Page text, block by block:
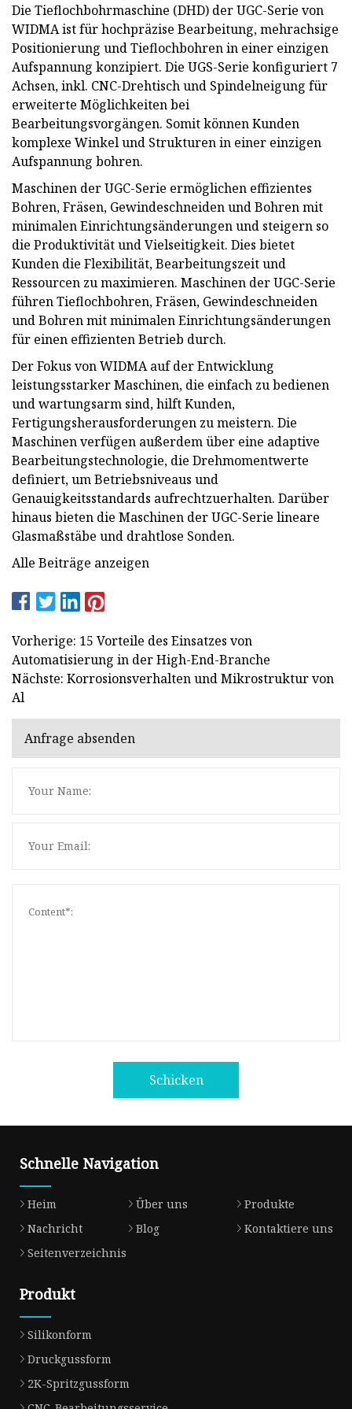
Die Tieflochbohrmaschine (DHD) der UGC-Serie von
WIDMA ist für hochpräzise Bearbeitung, mehrachsige
Positionierung und Tieflochbohren in einer einzigen
Aufspannung konzipiert. Die UGS-Serie konfiguriert 7
Achsen, inkl. CNC-Drehtisch und Spindelneigung für
erweiterte Möglichkeiten bei
Bearbeitungsvorgängen. Somit können Kunden
komplexe Winkel und Strukturen in einer einzigen
Aufspannung bohren.
Maschinen der UGC-Serie ermöglichen effizientes
Bohren, Fräsen, Gewindeschneiden und Bohren mit
minimalen Einrichtungsänderungen und steigern so
die Produktivität und Vielseitigkeit. Dies bietet
Kunden die Flexibilität, Bearbeitungszeit und
Ressourcen zu maximieren. Maschinen der UGC-Serie
führen Tieflochbohren, Fräsen, Gewindeschneiden
und Bohren mit minimalen Einrichtungsänderungen
für einen effizienten Betrieb durch.
Der Fokus von WIDMA auf der Entwicklung
leistungsstarker Maschinen, die einfach zu bedienen
und wartungsarm sind, hilft Kunden,
Fertigungsherausforderungen zu meistern. Die
Maschinen verfügen außerdem über eine adaptive
Bearbeitungstechnologie, die Drehmomentwerte
definiert, um Betriebsniveaus und
Genauigkeitsstandards aufrechtzuerhalten. Darüber
hinaus bieten die Maschinen der UGC-Serie lineare
Glasmaßstäbe und drahtlose Sonden.
Alle Beiträge anzeigen
Vorherige: 15 Vorteile des Einsatzes von
Automatisierung in der High-End-Branche
Nächste: Korrosionsverhalten und Mikrostruktur von
Al
Anfrage absenden
Schicken
Schnelle Navigation
Heim Über uns
Produkte
Nachricht
Blog
Kontaktiere uns
Seitenverzeichnis
Produkt
Silikonform
Druckgussform
2K-Spritzgussform